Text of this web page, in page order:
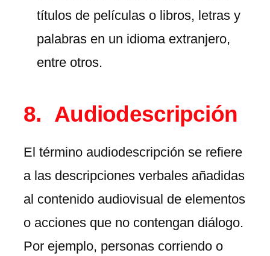
títulos de películas o libros, letras y
palabras en un idioma extranjero,
entre otros.
Audiodescripción
El término audiodescripción se refiere
a las descripciones verbales añadidas
al contenido audiovisual de elementos
o acciones que no contengan diálogo.
Por ejemplo, personas corriendo o